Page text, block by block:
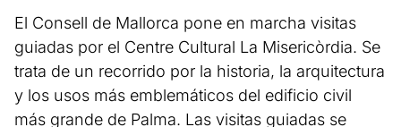
El Consell de Mallorca pone en marcha visitas
guiadas por el Centre Cultural La Misericòrdia. Se
trata de un recorrido por la historia, la arquitectura
y los usos más emblemáticos del edificio civil
más grande de Palma. Las visitas guiadas se